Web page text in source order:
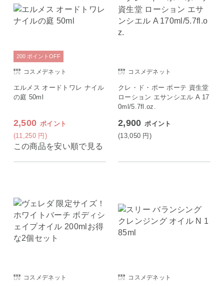
コスメデネット
エルメス オードトワレ ナイル
の庭 50ml
2,500 ポイント
(11,250 円)
200 ポイント OFF
この商品を安い順で見る
コスメデネット
クレ・ド・ポー ボーテ 資生堂
ローション エサンシエル A 17
0ml/5.7fl.oz.
2,900 ポイント
(13,050 円)
コスメデネット コスメデネット